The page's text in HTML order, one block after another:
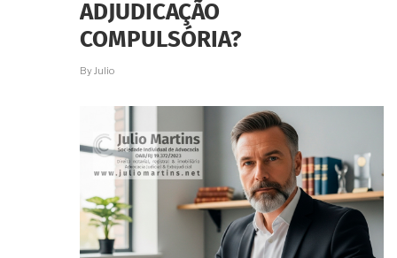
ADJUDICAÇÃO
COMPULSÓRIA?
By Julio